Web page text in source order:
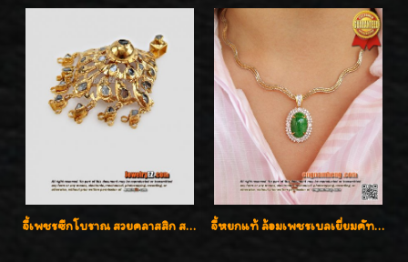
จี้เพชรซีกโบราณ สวยคลาสสิก สภาพสมบูรณ์สุดๆค่ะ จี้หยกแท้ ล้อมเพชรเบลเยี่ยมคัท ราคาพิเศษไม่แพงค่ะ